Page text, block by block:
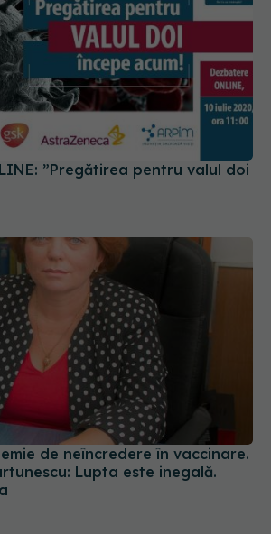
”Pregătirea pentru valul doi
Lupta este inegală.